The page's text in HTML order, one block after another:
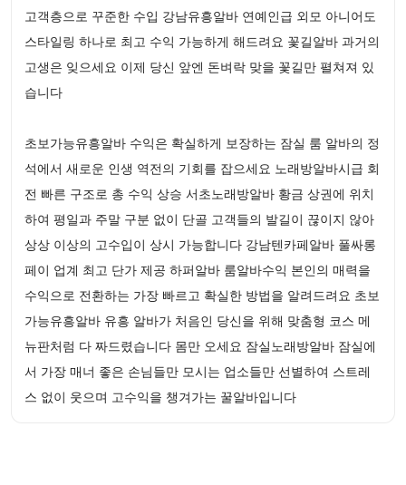
고객층으로 꾸준한 수입 강남유흥알바 연예인급 외모 아니어도
스타일링 하나로 최고 수익 가능하게 해드려요 꽃길알바 과거의
고생은 잊으세요 이제 당신 앞엔 돈벼락 맞을 꽃길만 펼쳐져 있
습니다
초보가능유흥알바 수익은 확실하게 보장하는 잠실 룸 알바의 정
석에서 새로운 인생 역전의 기회를 잡으세요 노래방알바시급 회
전 빠른 구조로 총 수익 상승 서초노래방알바 황금 상권에 위치
하여 평일과 주말 구분 없이 단골 고객들의 발길이 끊이지 않아
상상 이상의 고수입이 상시 가능합니다 강남텐카페알바 풀싸롱
페이 업계 최고 단가 제공 하퍼알바 룸알바수익 본인의 매력을
수익으로 전환하는 가장 빠르고 확실한 방법을 알려드려요 초보
가능유흥알바 유흥 알바가 처음인 당신을 위해 맞춤형 코스 메
뉴판처럼 다 짜드렸습니다 몸만 오세요 잠실노래방알바 잠실에
서 가장 매너 좋은 손님들만 모시는 업소들만 선별하여 스트레
스 없이 웃으며 고수익을 챙겨가는 꿀알바입니다